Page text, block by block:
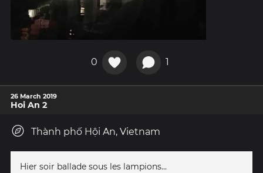
0 1
26 March 2019
Hoi An 2
Thành phố Hội An, Vietnam
Hier soir ballade sous les lampions...